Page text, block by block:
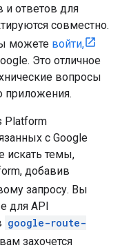
и ответов для
совместно.
можете войти,
Это отличное
вопросы
приложения.
Platform
с Google
искать темы,
добавив
запросу. Вы
для API
google-route-
захочется